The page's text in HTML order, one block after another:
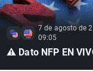
7 de agosto de
09:05
⚠️ Dato NFP EN